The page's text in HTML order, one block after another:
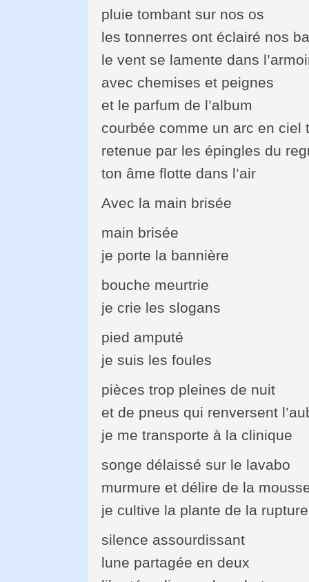
pluie tombant sur nos os
les tonnerres ont éclairé nos
le vent se lamente dans
avec chemises et peignes
et le parfum de l’album
courbée comme un arc en ciel
retenue par les épingles du
ton âme flotte dans l’air
Avec la main brisée
main brisée
je porte la bannière
bouche meurtrie
je crie les slogans
pied amputé
je suis les foules
pièces trop pleines de nuit
et de pneus qui renversent
je me transporte à la clinique
songe délaissé sur le lavabo
murmure et délire de la
je cultive la plante de la rupture
silence assourdissant
lune partagée en deux